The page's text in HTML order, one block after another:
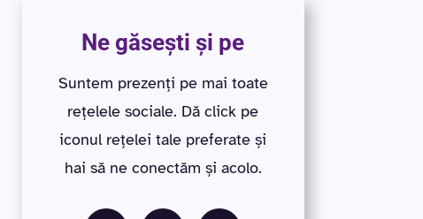
Ne găsești și pe
Suntem prezenți pe mai toate
rețelele sociale. Dă click pe
iconul rețelei tale preferate și
hai să ne conectăm și acolo.